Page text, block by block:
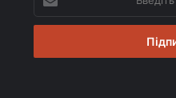
свій
email